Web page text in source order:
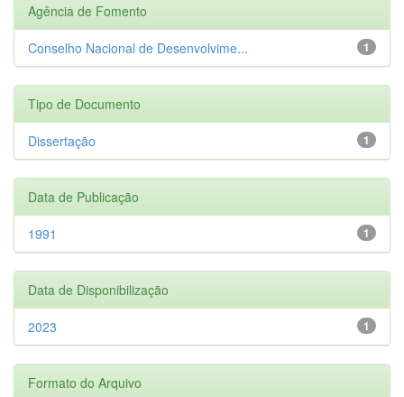
Agência de Fomento
1
Conselho Nacional de Desenvolvime...
Tipo de Documento
1
Dissertação
Data de Publicação
1
1991
Data de Disponibilização
1
2023
Formato do Arquivo